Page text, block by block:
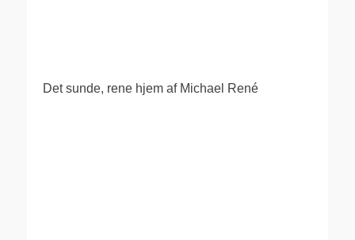
Det sunde, rene hjem af Michael René